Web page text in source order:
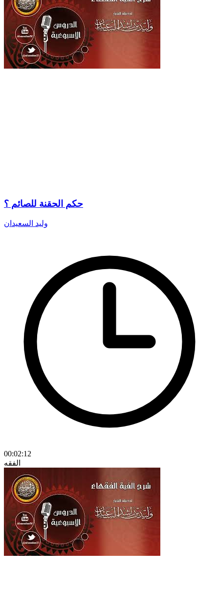
حكم الحقنة للصائم ؟
وليد السعيدان
00:02:12
الفقه